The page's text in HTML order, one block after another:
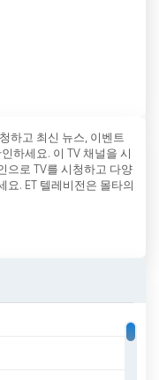
하고 최신 뉴스, 이벤트
하세요. 이 TV 채널을 시
으로 TV를 시청하고 다양
요. ET 텔레비전은 몰타의